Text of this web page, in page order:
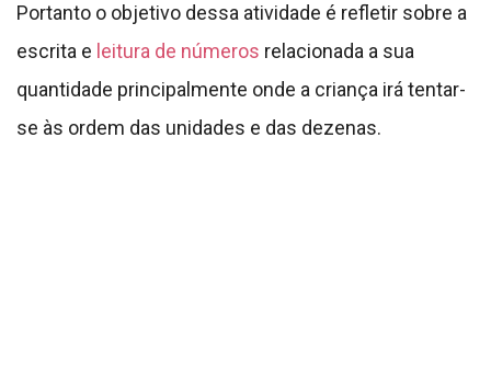
Portanto o objetivo dessa atividade é refletir sobre a
escrita e leitura de números relacionada a sua
quantidade principalmente onde a criança irá tentar-
se às ordem das unidades e das dezenas.